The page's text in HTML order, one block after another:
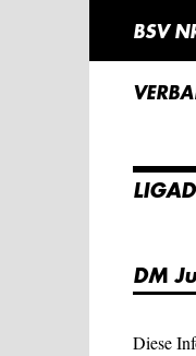
BSV
DM
Diese